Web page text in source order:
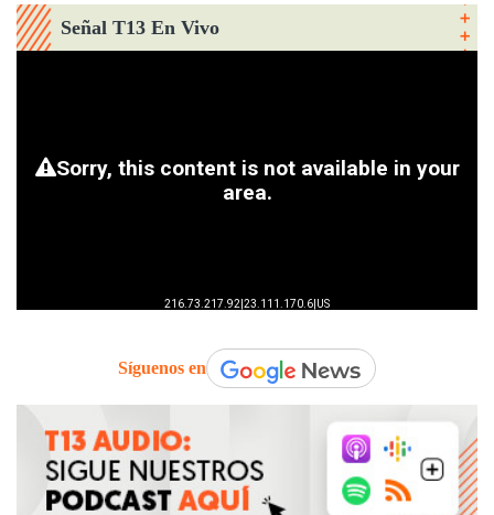
Señal T13 En Vivo
Síguenos en